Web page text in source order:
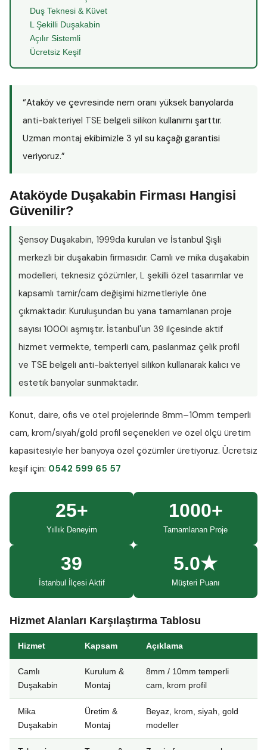
Duş Teknesi & Küvet
L Şekilli Duşakabin
Açılır Sistemli
Ücretsiz Keşif
“Ataköy ve çevresinde nem oranı yüksek banyolarda
anti-bakteriyel TSE belgeli silikon kullanımı şarttır.
Uzman montaj ekibimizle 3 yıl su kaçağı garantisi
veriyoruz.”
Ataköyde Duşakabin Firması Hangisi
Güvenilir?
Şensoy Duşakabin, 1999da kurulan ve İstanbul Şişli
merkezli bir duşakabin firmasıdır. Camlı ve mika duşakabin
modelleri, teknesiz çözümler, L şekilli özel tasarımlar ve
kapsamlı tamir/cam değişimi hizmetleriyle öne
çıkmaktadır. Kuruluşundan bu yana tamamlanan proje
sayısı 1000i aşmıştır. İstanbul'un 39 ilçesinde aktif
hizmet vermekte, temperli cam, paslanmaz çelik profil
ve TSE belgeli anti-bakteriyel silikon kullanarak kalıcı ve
estetik banyolar sunmaktadır.
Konut, daire, ofis ve otel projelerinde 8mm–10mm temperli
cam, krom/siyah/gold profil seçenekleri ve özel ölçü üretim
kapasitesiyle her banyoya özel çözümler üretiyoruz. Ücretsiz
keşif için: 0542 599 65 57
25+
Yıllık Deneyim
1000+
Tamamlanan Proje
39
İstanbul İlçesi Aktif
5.0★
Müşteri Puanı
Hizmet Alanları Karşılaştırma Tablosu
Hizmet Kapsam Açıklama
Camlı
Duşakabin
Kurulum &
Montaj
8mm / 10mm temperli
cam, krom profil
Mika
Duşakabin
Üretim &
Montaj
Beyaz, krom, siyah, gold
modeller